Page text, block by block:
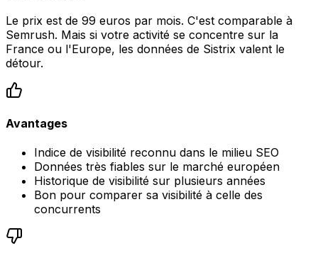
Le prix est de 99 euros par mois. C'est comparable à
Semrush. Mais si votre activité se concentre sur la
France ou l'Europe, les données de Sistrix valent le
détour.
Avantages
Indice de visibilité reconnu dans le milieu SEO
Données très fiables sur le marché européen
Historique de visibilité sur plusieurs années
Bon pour comparer sa visibilité à celle des
concurrents